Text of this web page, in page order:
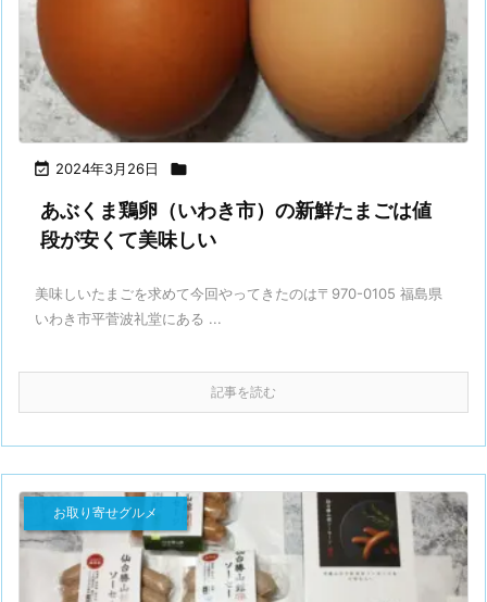
 2024年3月26日 
あぶくま鶏卵（いわき市）の新鮮たまごは値
段が安くて美味しい
美味しいたまごを求めて今回やってきたのは〒970-0105 福島県
いわき市平菅波礼堂にある ...
記事を読む
お取り寄せグルメ